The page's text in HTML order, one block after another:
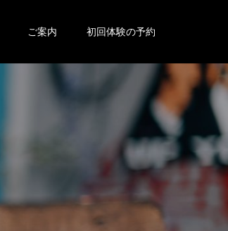
ご案内 初回体験の予約